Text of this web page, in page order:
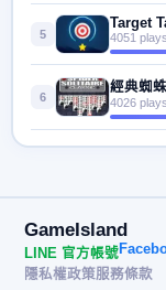
5
Target
4051 plays
6
經典蜘
4026 plays
GameIsland
LINE 官方帳號
隱私權政策服務條款